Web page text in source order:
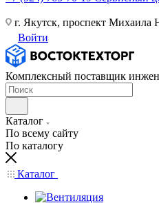
г. Якутск, проспект Михаила
Войти
Комплексный поставщик
Каталог
По всему сайту
По каталогу
Каталог